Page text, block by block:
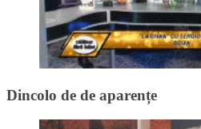
Dincolo de de aparențe